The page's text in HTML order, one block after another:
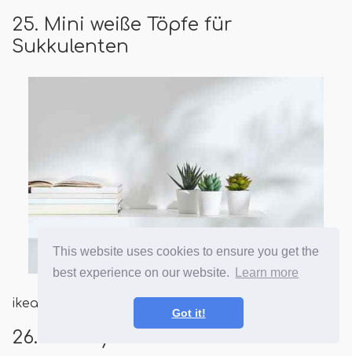
This website uses cookies to ensure you get the
best experience on our website.
Learn more
Got it!
25. Mini weiße Töpfe für
Sukkulenten
ikea
26. Stubby -Pflanzer